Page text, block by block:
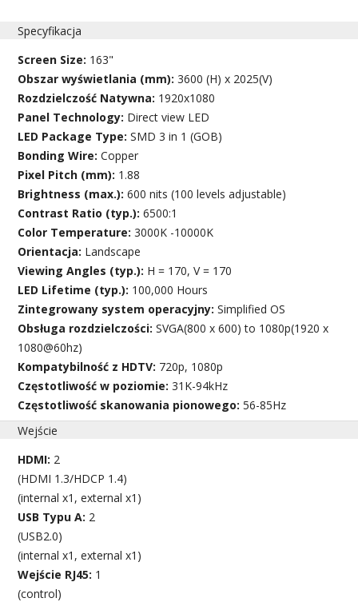
Specyfikacja
Screen Size: 163"
Obszar wyświetlania (mm):3600 (H) x 2025(V)
Rozdzielczość Natywna: 1920x1080
Panel Technology: Direct view LED
LED Package Type:SMD 3 in 1 (GOB)
Bonding Wire:Copper
Pixel Pitch (mm): 1.88
Brightness (max.):600 nits (100 levels adjustable)
Contrast Ratio (typ.):6500:1
Color Temperature:3000K -10000K
Orientacja: Landscape
Viewing Angles (typ.): H = 170, V = 170
LED Lifetime (typ.): 100,000 Hours
Zintegrowany system operacyjny:Simplified OS
Obsługa rozdzielczości:SVGA(800 x 600) to 1080p(1920 x
1080@60hz)
Kompatybilność z HDTV: 720p, 1080p
Częstotliwość w poziomie:31K-94kHz
Częstotliwość skanowania pionowego:56-85Hz
Wejście
HDMI: 2
(HDMI 1.3/HDCP 1.4)
(internal x1, external x1)
USB Typu A: 2
(USB2.0)
(internal x1, external x1)
Wejście RJ45: 1
(control)